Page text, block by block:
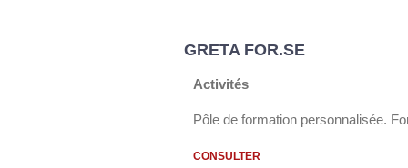
GRETA FOR.SE
Activités
Pôle de formation personnalisée.
CONSULTER